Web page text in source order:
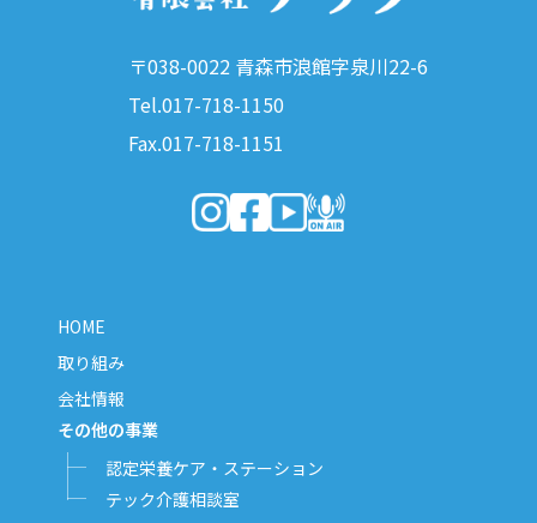
〒038-0022 青森市浪館字泉川22-6
Tel.017-718-1150
Fax.017-718-1151
（新しいウィンドウで開きます）
（新しいウィンドウで開きます）
（新しいウィンドウで開き
（新しいウィンドウで
HOME
取り組み
会社情報
その他の事業
認定栄養ケア・ステーション
テック介護相談室